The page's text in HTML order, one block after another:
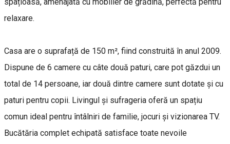
relaxare.
Casa are o suprafață de 150 m², fiind construită în anul 2009.
Dispune de 6 camere cu câte două paturi, care pot găzdui un
total de 14 persoane, iar două dintre camere sunt dotate și cu
paturi pentru copii. Livingul și sufrageria oferă un spațiu
comun ideal pentru întâlniri de familie, jocuri și vizionarea TV.
Bucătăria complet echipată satisface toate nevoile